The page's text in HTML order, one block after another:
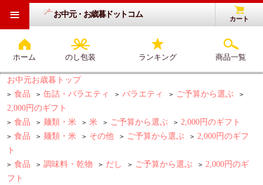
お中元・お歳暮ドットコム カート
ホーム のし包装 ランキング 商品一覧
≡
お中元お歳暮トップ
> 食品 > 缶詰・バラエティ > バラエティ > ご予算から選ぶ >
2,000円のギフト
> 食品 > 麺類・米 > 米 > ご予算から選ぶ > 2,000円のギフト
> 食品 > 麺類・米 > その他 > ご予算から選ぶ > 2,000円のギフ
ト
> 食品 > 調味料・乾物 > だし > ご予算から選ぶ > 2,000円のギ
フト